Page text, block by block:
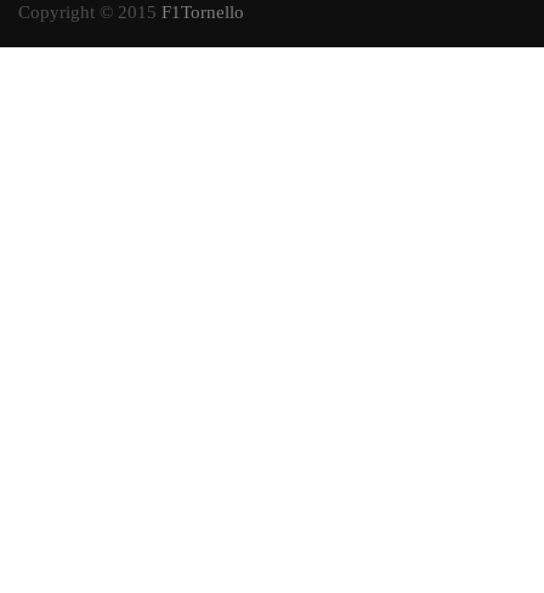
Copyright © 2015 F1Tornello